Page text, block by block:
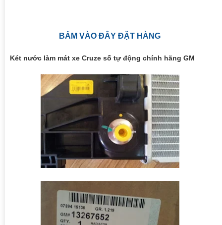
BẤM VÀO ĐÂY ĐẶT HÀNG
Két nước làm mát xe Cruze số tự động chính hãng GM